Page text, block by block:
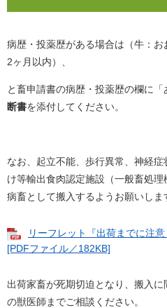
病歴・投薬歴がある場合は（牛：
2ヶ月以内）、
と畜申請書の病歴・投薬歴の欄に「
断書を添付してください。
なお、起立不能、歩行異常、神経
け等輸出食肉認定施設（一般畜処理
病畜として搬入するようお願いしま
リーフレット『出荷までに注
[PDFファイル／182KB]
出荷家畜が死期切迫となり、搬入
の獣医師までご相談ください。